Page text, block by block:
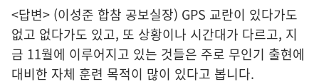
<답변> (이성준 합참 공보실장) GPS 교란이 있다가도
없고 없다가도 있고, 또 상황이나 시간대가 다르고, 지
금 11월에 이루어지고 있는 것들은 주로 무인기 출현에
대비한 자체 훈련 목적이 많이 있다고 봅니다.